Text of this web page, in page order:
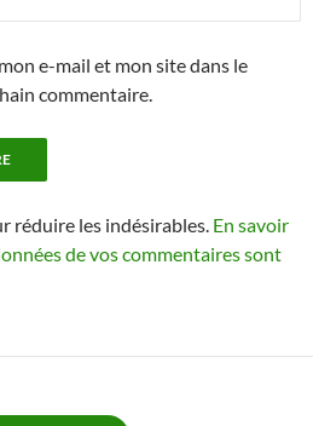
e-mail et mon site dans le
commentaire.
réduire les indésirables. En savoir
de vos commentaires sont